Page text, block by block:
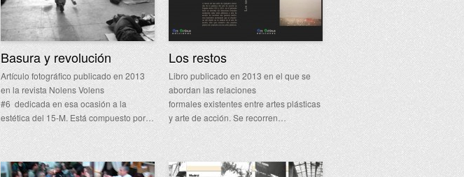
Basura y revolución
Artículo fotográfico publicado en 2013
en la revista Nolens Volens
#6 dedicada en esa ocasión a la
estética del 15-M. Está compuesto por…
Los restos
Libro publicado en 2013 en el que se
abordan las relaciones
formales existentes entre artes plásticas
y arte de acción. Se recorren…